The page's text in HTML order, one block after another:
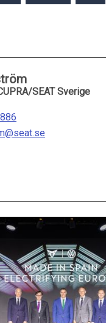
SEAT Sverige